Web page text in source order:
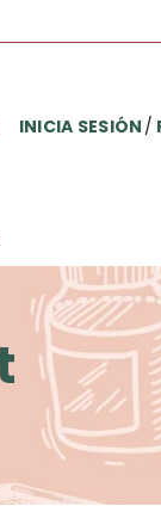
/
INICIA SESIÓN